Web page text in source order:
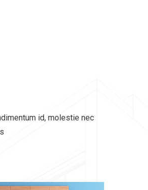
id, molestie nec